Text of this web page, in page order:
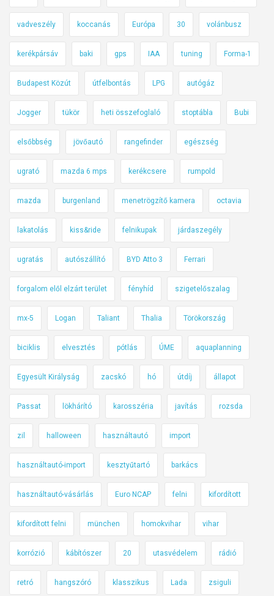
vadveszély koccanás Európa 30 volánbusz
kerékpársáv baki gps IAA tuning Forma-1
Budapest Közút útfelbontás LPG autógáz
Jogger tükör heti összefoglaló stoptábla Bubi
elsőbbség jövőautó rangefinder egészség
ugrató mazda 6 mps kerékcsere rumpold
mazda burgenland menetrögzítő kamera octavia
lakatolás kiss&ride felnikupak járdaszegély
ugratás autószállító BYD Atto 3 Ferrari
forgalom elől elzárt terület fényhíd szigetelőszalag
mx-5 Logan Taliant Thalia Törökország
biciklis elvesztés pótlás ÚME aquaplanning
Egyesült Királyság zacskó hó útdíj állapot
Passat lökhárító karosszéria javítás rozsda
zil halloween használtautó import
használtautó-import kesztyűtartó barkács
használtautó-vásárlás Euro NCAP felni kifordított
kifordított felni münchen homokvihar vihar
korrózió kábítószer 20 utasvédelem rádió
retró hangszóró klasszikus Lada zsiguli